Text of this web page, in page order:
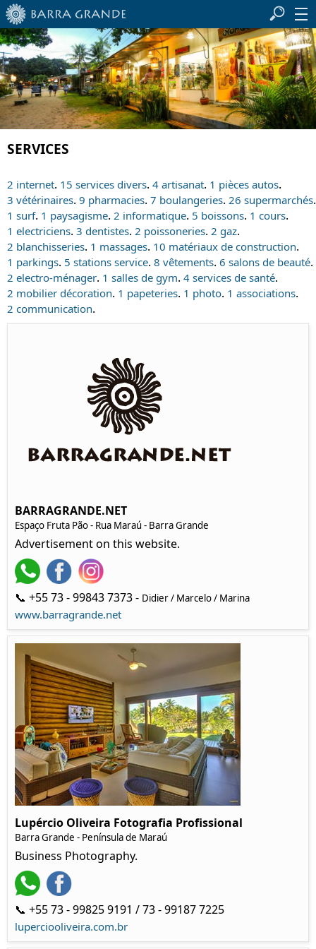
SERVICES
2 internet. 15 services divers. 4 artisanat. 1 pièces autos.
3 vétérinaires. 9 pharmacies. 7 boulangeries. 26 supermarchés.
1 surf. 1 paysagisme. 2 informatique. 5 boissons. 1 cours.
1 electriciens. 3 dentistes. 2 poissoneries. 2 gaz.
2 blanchisseries. 1 massages. 10 matériaux de construction.
1 parkings. 5 stations service. 8 vêtements. 6 salons de beauté.
2 electro-ménager. 1 salles de gym. 4 services de santé.
2 mobilier décoration. 1 papeteries. 1 photo. 1 associations.
2 communication.
BARRAGRANDE.NET
Espaço Fruta Pão - Rua Maraú - Barra Grande
Advertisement on this website.
📞 +55 73 - 99843 7373 - Didier / Marcelo / Marina
www.barragrande.net
Lupércio Oliveira Fotografia Profissional
Barra Grande - Península de Maraú
Business Photography.
📞 +55 73 - 99825 9191 / 73 - 99187 7225
luperciooliveira.com.br